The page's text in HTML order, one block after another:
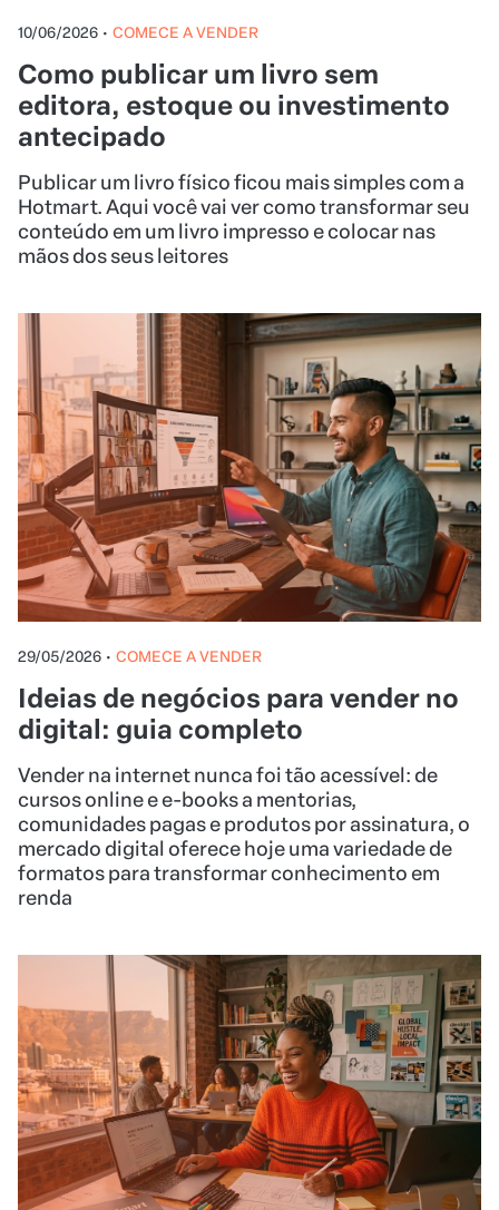
conteúdo em um livro impresso e colocar nas
mãos dos seus leitores
29/05/2026•COMECE A VENDER
Ideias de negócios para vender no
digital: guia completo
Vender na internet nunca foi tão acessível: de
cursos online e e-books a mentorias,
mercado digital oferece hoje uma variedade de
renda
29/05/2026• COMECE A VENDER
Produtos Digitais: o que são, tipos
e como vender em 2026